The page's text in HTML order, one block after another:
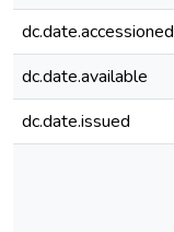
dc.date.accessioned
dc.date.available
dc.date.issued